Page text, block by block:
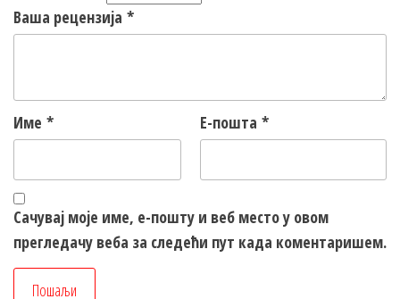
Ваша рецензија *
Име * Е-пошта *
Сачувај моје име, е-пошту и веб место у овом
прегледачу веба за следећи пут када коментаришем.